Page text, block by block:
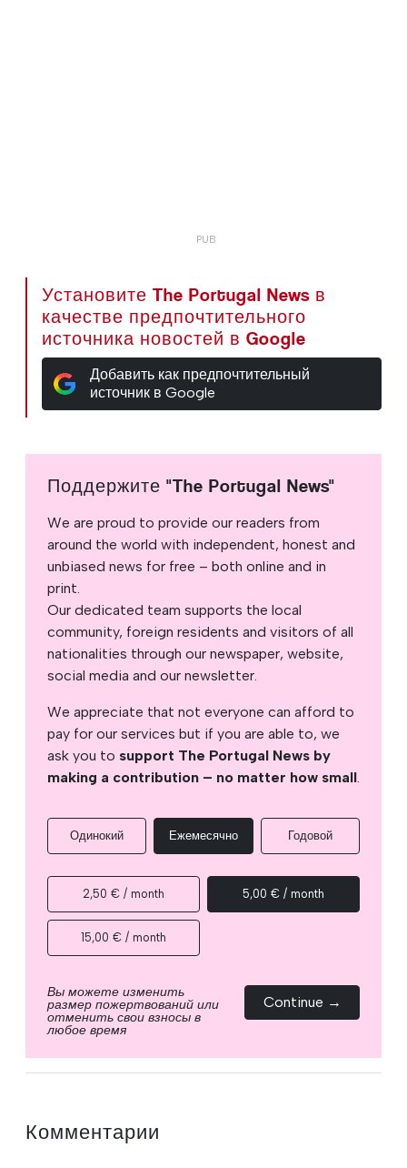
Установите The Portugal News в
качестве предпочтительного
источника новостей в Google
Добавить как предпочтительный
источник в Google
Поддержите "The Portugal News"
We are proud to provide our readers from
around the world with independent, honest and
unbiased news for free – both online and in
print.
Our dedicated team supports the local
community, foreign residents and visitors of all
nationalities through our newspaper, website,
social media and our newsletter.
We appreciate that not everyone can afford to
pay for our services but if you are able to, we
ask you to support The Portugal News by
making a contribution – no matter how small.
Одинокий Ежемесячно Годовой
2,50 € / month 5,00 € / month
15,00 € / month
Вы можете изменить
размер пожертвований или
отменить свои взносы в
любое время
Continue →
Комментарии